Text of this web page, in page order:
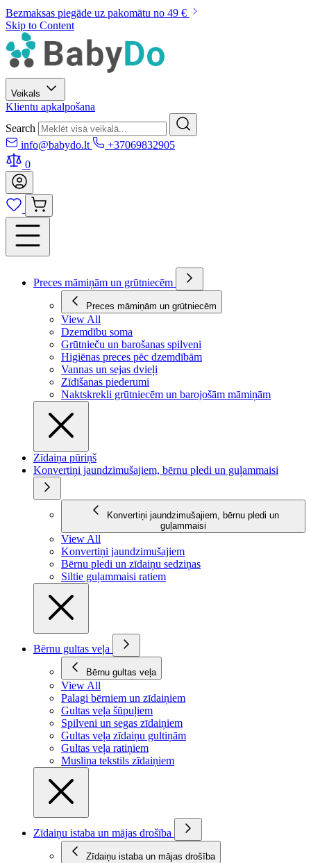
Bezmaksas piegāde uz pakomātu no 49 €
Skip to Content
Veikals
Klientu apkalpošana
Search
info@babydo.lt
+37069832905
0
Preces māmiņām un grūtniecēm
Preces māmiņām un grūtniecēm
View All
Dzemdību soma
Grūtnieču un barošanas spilveni
Higiēnas preces pēc dzemdībām
Vannas un sejas dvieļi
Zīdīšanas piederumi
Naktskrekli grūtniecēm un barojošām māmiņām
Zīdaiņa pūriņš
Konvertiņi jaundzimušajiem, bērnu pledi un guļammaisi
Konvertiņi jaundzimušajiem, bērnu pledi un
guļammaisi
View All
Konvertiņi jaundzimušajiem
Bērnu pledi un zīdaiņu sedziņas
Siltie guļammaisi ratiem
Bērnu gultas veļa
Bērnu gultas veļa
View All
Palagi bērniem un zīdaiņiem
Gultas veļa šūpuļiem
Spilveni un segas zīdaiņiem
Gultas veļa zīdaiņu gultiņām
Gultas veļa ratiņiem
Muslina tekstils zīdaiņiem
Zīdaiņu istaba un mājas drošība
Zīdaiņu istaba un mājas drošība